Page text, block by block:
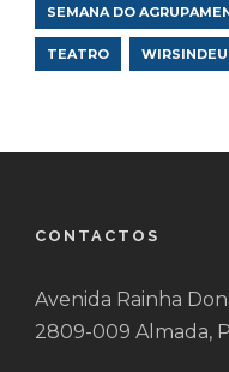
SEMANA DO
TEATRO
CONTACTOS
Avenida Rainha
2809-009 Almada,